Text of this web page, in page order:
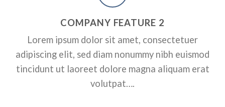
ADD SOME
nonummy nibh euismod
erat volutpat….
ut laoreet dolore magna
COMPANY FEATURE 2
Lorem ipsum dolor sit amet, consectetuer
adipiscing elit, sed diam nonummy nibh euismod
tincidunt ut laoreet dolore magna aliquam erat
volutpat….